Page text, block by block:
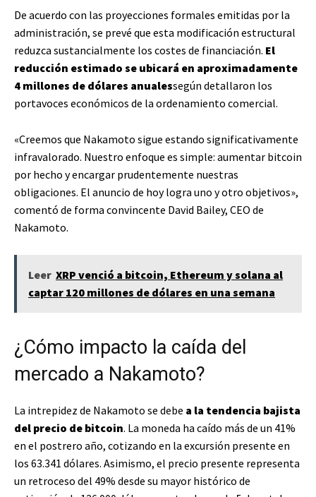
De acuerdo con las proyecciones formales emitidas por la
administración, se prevé que esta modificación estructural
reduzca sustancialmente los costes de financiación. El
reducción estimado se ubicará en aproximadamente
4 millones de dólares anualessegún detallaron los
portavoces económicos de la ordenamiento comercial.
«Creemos que Nakamoto sigue estando significativamente
infravalorado. Nuestro enfoque es simple: aumentar bitcoin
por hecho y encargar prudentemente nuestras
obligaciones. El anuncio de hoy logra uno y otro objetivos»,
comentó de forma convincente David Bailey, CEO de
Nakamoto.
Leer XRP venció a bitcoin, Ethereum y solana al
captar 120 millones de dólares en una semana
¿Cómo impacto la caída del
mercado a Nakamoto?
La intrepidez de Nakamoto se debe a la tendencia bajista
del precio de bitcoin. La moneda ha caído más de un 41%
en el postrero año, cotizando en la excursión presente en
los 63.341 dólares. Asimismo, el precio presente representa
un retroceso del 49% desde su mayor histórico de